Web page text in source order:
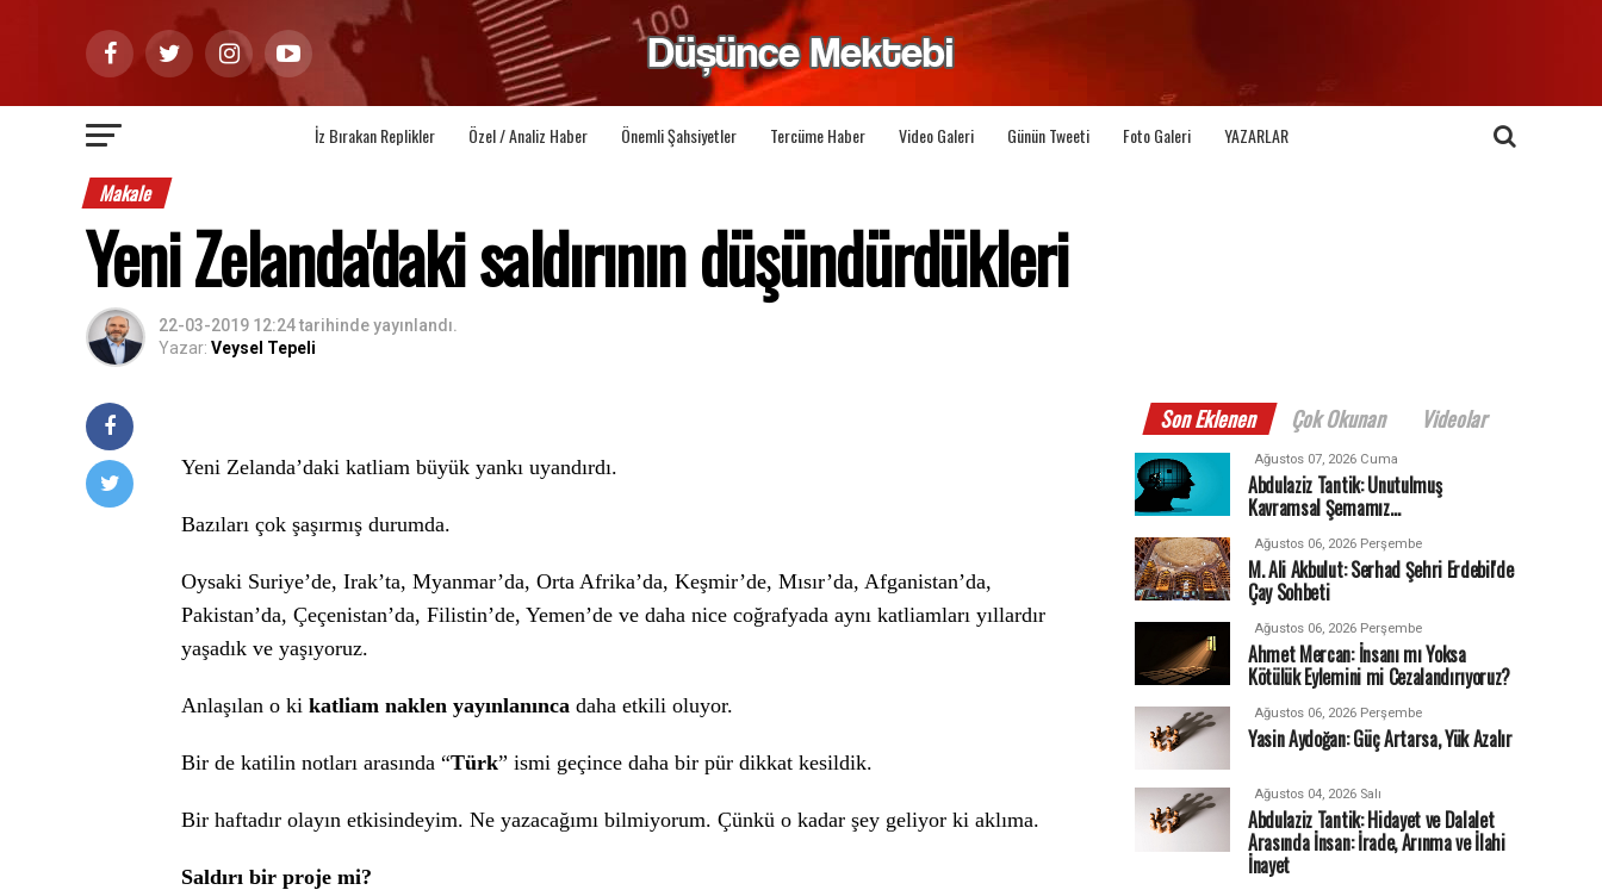
İz Bırakan Replikler Özel / Analiz Haber Önemli Şahsiyetler Tercüme Haber Video Galeri Günün Tweeti Foto Galeri YAZARLAR
Makale
Yeni Zelanda'daki saldırının düşündürdükleri
22-03-2019 12:24tarihinde yayınlandı.
Yazar: Veysel Tepeli
Yeni Zelanda’daki katliam büyük yankı uyandırdı.
Bazıları çok şaşırmış durumda.
Oysaki Suriye’de, Irak’ta, Myanmar’da, Orta Afrika’da, Keşmir’de, Mısır’da, Afganistan’da,
Pakistan’da, Çeçenistan’da, Filistin’de, Yemen’de ve daha nice coğrafyada aynı katliamları yıllardır
yaşadık ve yaşıyoruz.
Anlaşılan o ki katliam naklen yayınlanınca daha etkili oluyor.
Bir de katilin notları arasında “Türk” ismi geçince daha bir pür dikkat kesildik.
Bir haftadır olayın etkisindeyim. Ne yazacağımı bilmiyorum. Çünkü o kadar şey geliyor ki aklıma.
Saldırı bir proje mi?
Son Eklenen Çok Okunan Videolar
Ağustos 07, 2026 Cuma
Abdulaziz Tantik: Unutulmuş
Kavramsal Şemamız…
Ağustos 06, 2026 Perşembe
M. Ali Akbulut: Serhad Şehri Erdebil'de
Çay Sohbeti
Ağustos 06, 2026 Perşembe
Ahmet Mercan: İnsanı mı Yoksa
Kötülük Eylemini mi Cezalandırıyoruz?
Ağustos 06, 2026 Perşembe
Yasin Aydoğan: Güç Artarsa, Yük Azalır
Ağustos 04, 2026 Salı
Abdulaziz Tantik: Hidayet ve Dalalet
Arasında İnsan: İrade, Arınma ve İlahi
İnayet